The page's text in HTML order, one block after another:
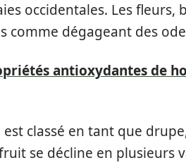
occidentales. Les fleurs,
comme dégageant des
antioxydantes de
classé en tant que
se décline en plusieurs